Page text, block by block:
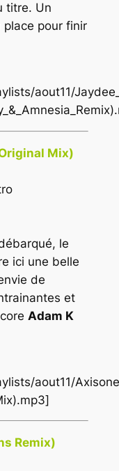
titre. Un
place pour finir
aout11/
Mix)
le
ici une belle
de
et
Adam K
aout11/
Remix)